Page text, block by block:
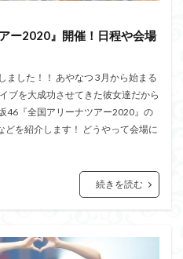
ー2020』開催！日程や会場
ました！！ あやなつ 3月から始まる
ブを大成功させてきた彼女達だから
46『全国アリーナツアー2020』の
どを紹介します！ どうやって会場に
続きを読む